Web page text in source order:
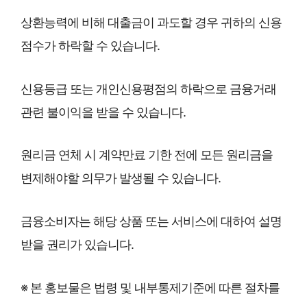
상환능력에 비해 대출금이 과도할 경우 귀하의 신용
점수가 하락할 수 있습니다.
신용등급 또는 개인신용평점의 하락으로 금융거래
관련 불이익을 받을 수 있습니다.
원리금 연체 시 계약만료 기한 전에 모든 원리금을
변제해야할 의무가 발생될 수 있습니다.
금융소비자는 해당 상품 또는 서비스에 대하여 설명
받을 권리가 있습니다.
※ 본 홍보물은 법령 및 내부통제기준에 따른 절차를